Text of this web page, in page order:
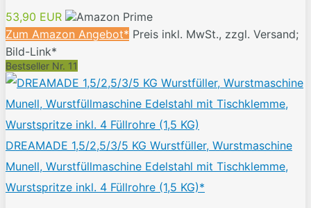
53,90 EUR
Zum Amazon Angebot* Preis inkl. MwSt., zzgl. Versand;
Bild-Link*
Bestseller Nr. 11
DREAMADE 1,5/2,5/3/5 KG Wurstfüller, Wurstmaschine
Munell, Wurstfüllmaschine Edelstahl mit Tischklemme,
Wurstspritze inkl. 4 Füllrohre (1,5 KG)*